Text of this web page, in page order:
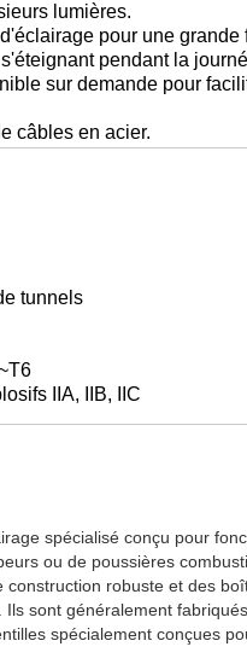
lumières.
pour une
pendant la
sur demande pour
câbles en acier.
tunnels
IIA, IIB, IIC
spécialisé conçu pour
ou de poussières
construction robuste et des
sont généralement
spécialement conçues